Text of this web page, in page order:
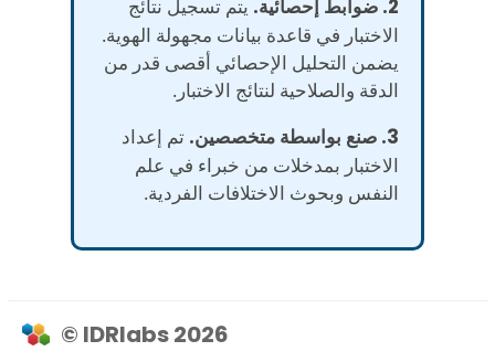
2. ضوابط إحصائية.
يتم تسجيل نتائج
الاختبار في قاعدة بيانات مجهولة الهوية.
يضمن التحليل الإحصائي أقصى قدر من
الدقة والصلاحية لنتائج الاختبار.
3. صنع بواسطة متخصصين.
تم إعداد
الاختبار بمدخلات من خبراء في علم
النفس وبحوث الاختلافات الفردية.
© IDRlabs 2026